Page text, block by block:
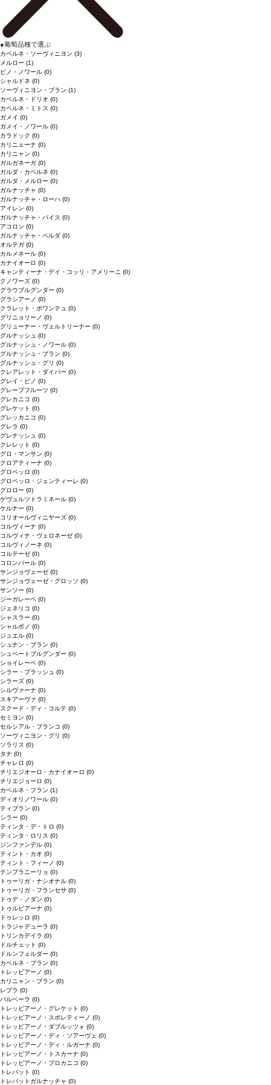
●葡萄品種で選ぶ
カベルネ・ソーヴィニヨン (3)
メルロー (1)
ピノ・ノワール (0)
シャルドネ (0)
ソーヴィニヨン・ブラン (1)
カベルネ・ドリオ (0)
カベルネ・ミトス (0)
ガメイ (0)
ガメイ・ノワール (0)
カラドック (0)
カリニェーナ (0)
カリニャン (0)
ガルガネーガ (0)
ガルダ・カベルネ (0)
ガルダ・メルロー (0)
ガルナッチャ (0)
ガルナッチャ・ローハ (0)
アイレン (0)
ガルナッチャ・パイス (0)
アコロン (0)
ガルナッチャ・ペルダ (0)
オルテガ (0)
カルメネール (0)
カナイオーロ (0)
キャンティーナ・デイ・コッリ・アメリーニ (0)
クノワーズ (0)
グラウブルグンダー (0)
グラシアーノ (0)
クラレット・ボワンテュ (0)
グリニョリーノ (0)
グリューナー・ヴェルトリーナー (0)
グルナッシュ (0)
グルナッシュ・ノワール (0)
グルナッシュ・ブラン (0)
グルナッシュ・グリ (0)
クレアレット・ダイバー (0)
グレイ・ピノ (0)
グレープフルーツ (0)
グレカニコ (0)
グレケット (0)
グレッカニコ (0)
グレラ (0)
グレナッシュ (0)
クレレット (0)
グロ・マンサン (0)
クロアティーナ (0)
グロペッロ (0)
グロペッロ・ジェンティーレ (0)
グロロー (0)
ゲヴュルツトラミネール (0)
ケルナー (0)
コリオールヴィニヤーズ (0)
コルヴィーナ (0)
コルヴィナ・ヴェロネーゼ (0)
コルヴィノーネ (0)
コルテーゼ (0)
コロンバール (0)
サンジョヴェーゼ (0)
サンジョヴェーゼ・グロッソ (0)
サンソー (0)
ジーガレーベ (0)
ジェネリコ (0)
シャスラー (0)
シャルボノ (0)
ジュエル (0)
シュナン・ブラン (0)
シュペートブルグンダー (0)
ショイレーベ (0)
シラー・ブラッシュ (0)
シラーズ (0)
シルヴァーナ (0)
スキアーヴァ (0)
スクード・ディ・コルテ (0)
セミヨン (0)
セルシアル・ブランコ (0)
ソーヴィニヨン・グリ (0)
ソラリス (0)
タナ (0)
チャレロ (0)
チリエジオーロ・カナイオーロ (0)
チリエジョーロ (0)
カベルネ・フラン (1)
ディオリノワール (0)
ティブラン (0)
シラー (0)
ティンタ・デ・トロ (0)
ティンタ・ロリス (0)
ジンファンデル (0)
ティント・カオ (0)
ティント・フィーノ (0)
テンプラニーリョ (0)
トゥーリガ・ナシオナル (0)
トゥーリガ・フランセサ (0)
ドゥデ・ノダン (0)
トゥルビアーナ (0)
ドゥレッロ (0)
トラジャデューラ (0)
トリンカデイラ (0)
ドルチェット (0)
ドルンフェルダー (0)
カベルネ・ブラン (0)
トレッビアーノ (0)
カリニャン・ブラン (0)
レブラ (0)
バルベーラ (0)
トレッビアーノ・グレケット (0)
トレッビアーノ・スポレティーノ (0)
トレッビアーノ・ダブルッツォ (0)
トレッビアーノ・ディ・ソアーヴェ (0)
トレッビアーノ・ディ・ルガーナ (0)
トレッビアーノ・トスカーナ (0)
トレッビアーノ・プロカニコ (0)
トレパット (0)
トレパットガルナッチャ (0)